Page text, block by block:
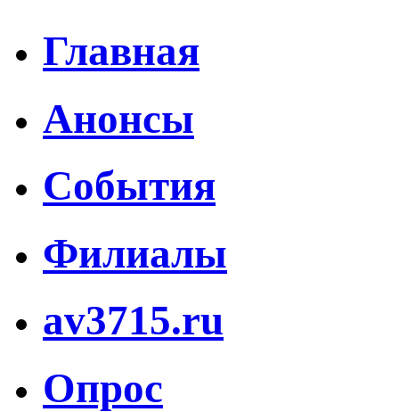
Главная
Анонсы
События
Филиалы
av3715.ru
Опрос